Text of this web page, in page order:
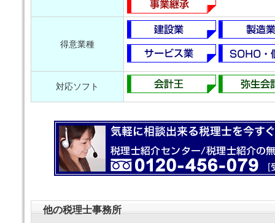
得意業種
対応ソフト
他の税理士事務所